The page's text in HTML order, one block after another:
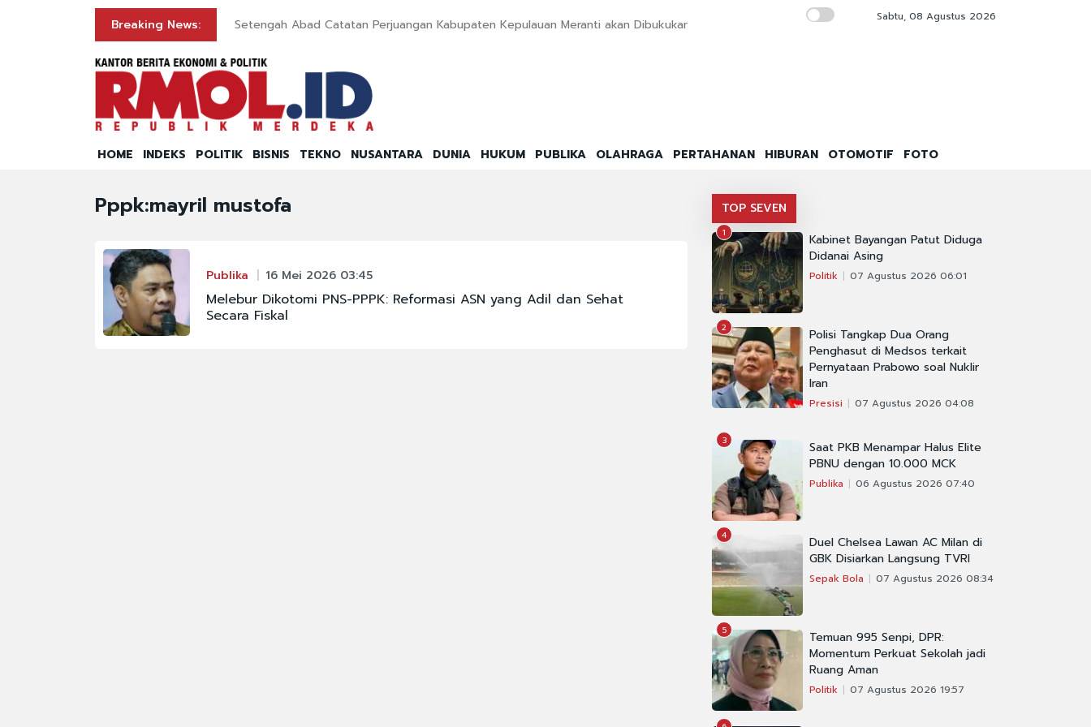
Breaking News: Setengah Abad Catatan Perjuangan Kabupaten Kepulauan Meranti akan Dibukukan Pemerintah Diultimatum 15 Hari Terbitkan
Sabtu, 08 Agustus 2026
HOME INDEKS POLITIK BISNIS TEKNO NUSANTARA DUNIA HUKUM PUBLIKA OLAHRAGA PERTAHANAN HIBURAN OTOMOTIF FOTO
Pppk:mayril mustofa
Publika 16 Mei 2026 03:45
Melebur Dikotomi PNS-PPPK: Reformasi ASN yang Adil dan Sehat
Secara Fiskal
TOP SEVEN
1
Kabinet Bayangan Patut Diduga
Didanai Asing
Politik 07 Agustus 2026 06:01
2
Polisi Tangkap Dua Orang
Penghasut di Medsos terkait
Pernyataan Prabowo soal Nuklir
Iran
Presisi 07 Agustus 2026 04:08
3
Saat PKB Menampar Halus Elite
PBNU dengan 10.000 MCK
Publika 06 Agustus 2026 07:40
4
Duel Chelsea Lawan AC Milan di
GBK Disiarkan Langsung TVRI
Sepak Bola 07 Agustus 2026 08:34
5
Temuan 995 Senpi, DPR:
Momentum Perkuat Sekolah jadi
Ruang Aman
Politik 07 Agustus 2026 19:57